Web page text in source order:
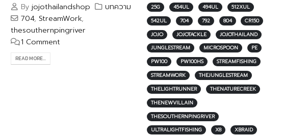
Byjojothailandshop
บทความ
704,StreamWork,
thesouthernpingriver
1 Comment
READ MORE...
25G 454UL 494UL
512XUL
542UL
704 792 804
CR150
JOJO
JOJOTACKLE
JOJOTHAILAND
JUNGLESTREAM
MICROSPOON
PE
PW100
PW100HS
STREAMFISHING
STREAMWORK
THEJUNGLESTREAM
THELIGHTRUNNER
THENATURECREEK
THENEWVILLAIN
THESOUTHERNPINGRIVER
ULTRALIGHTFISHING
X8
XBRAID